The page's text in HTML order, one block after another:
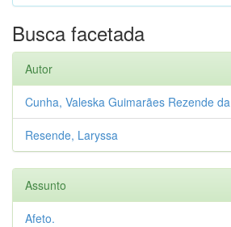
Busca facetada
Autor
Cunha, Valeska Guimarães Rezende da
Resende, Laryssa
Assunto
Afeto.